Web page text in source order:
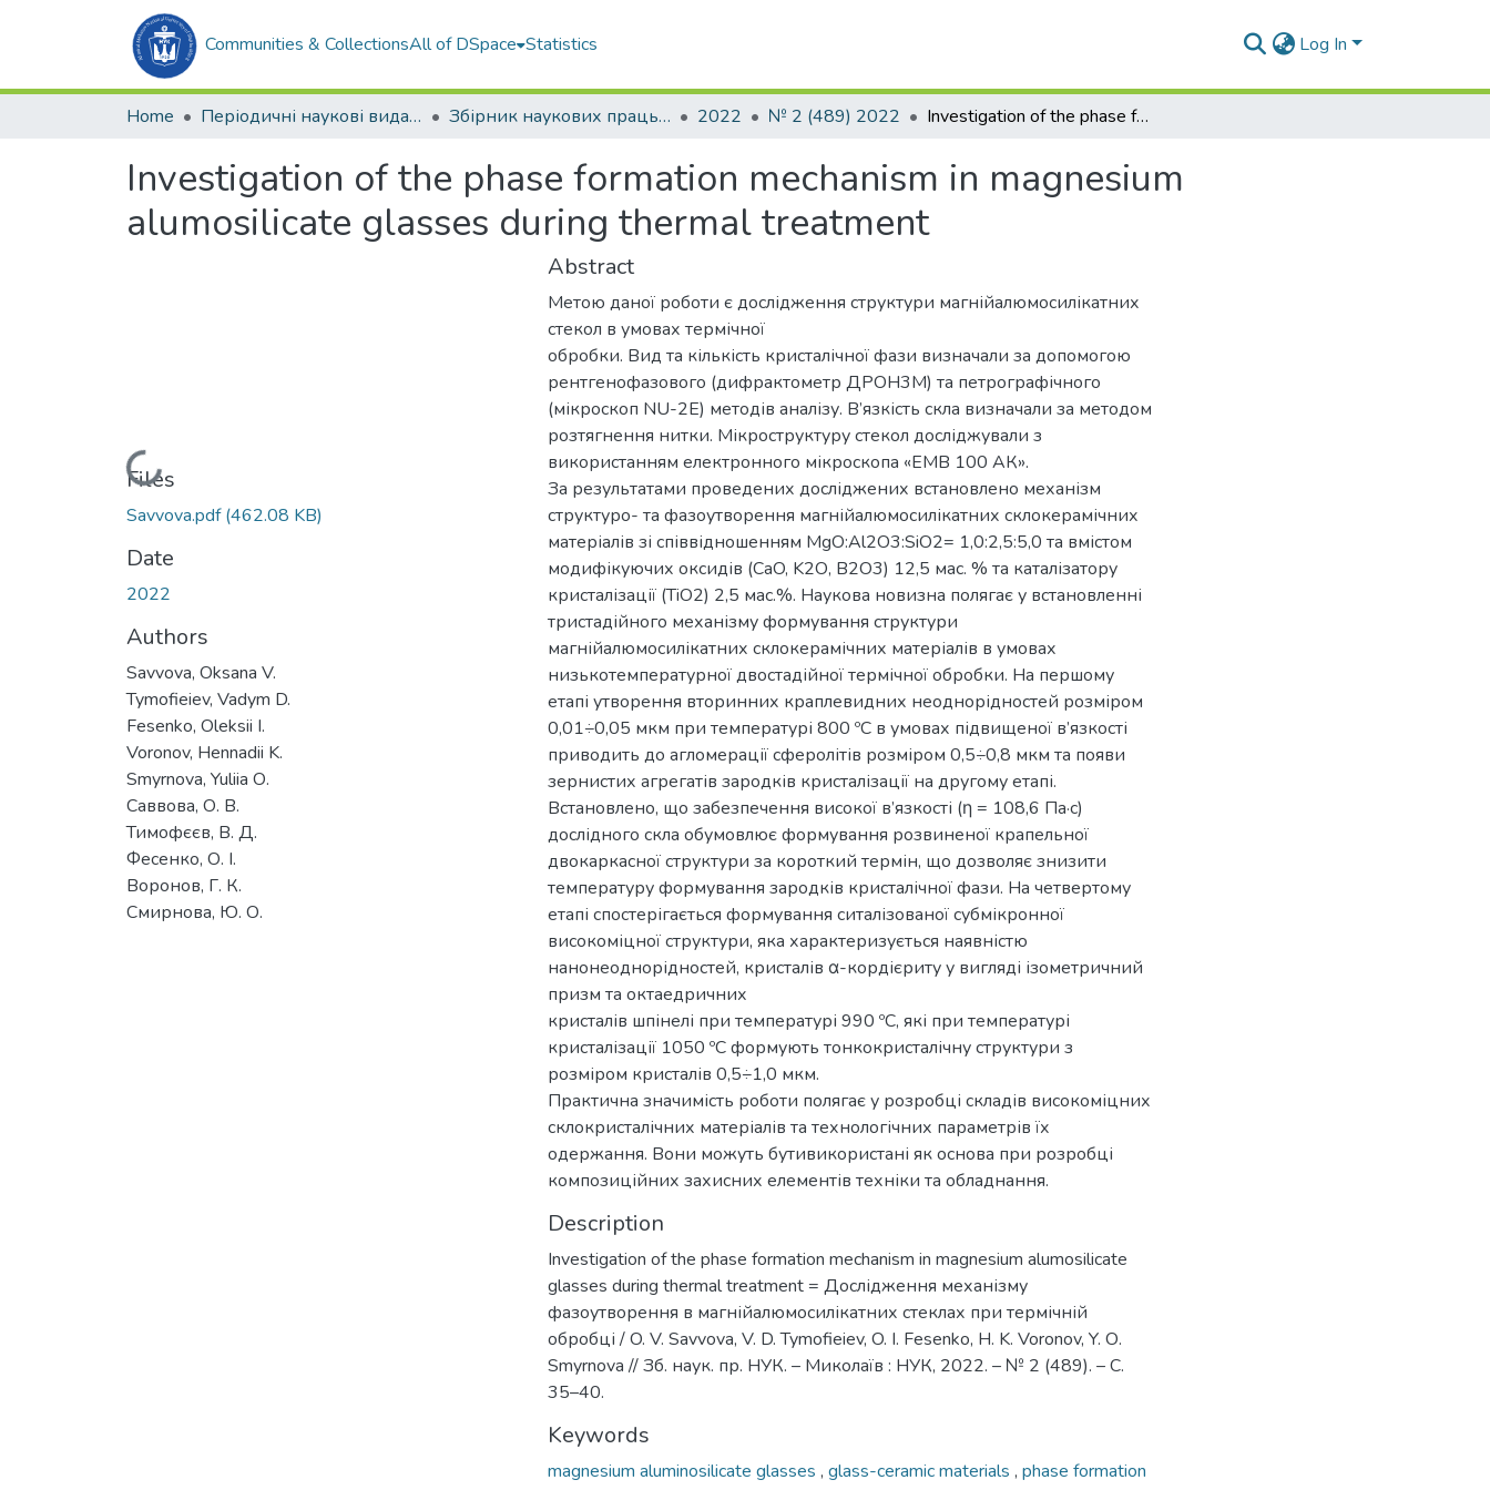
Communities & CollectionsAll of DSpace Statistics Log In
Home Періодичні наукові видання Збірник наукових праць НУК 2022 № 2 (489) 2022 Investigation of the phase formation mechanism in magnesium alumosilicate glasses during thermal treatment
Investigation of the phase formation mechanism in magnesium
alumosilicate glasses during thermal treatment
Loading...
Files
Savvova.pdf(462.08 KB)
Date
2022
Authors
Savvova, Oksana V.
Tymofieiev, Vadym D.
Fesenko, Oleksii I.
Voronov, Hennadii K.
Smyrnova, Yuliia О.
Саввова, О. В.
Тимофєєв, В. Д.
Фесенко, О. І.
Воронов, Г. К.
Смирнова, Ю. О.
Abstract
Метою даної роботи є дослідження структури магнійалюмосилікатних
стекол в умовах термічної
обробки. Вид та кількість кристалічної фази визначали за допомогою
рентгенофазового (дифрактометр ДРОН3М) та петрографічного
(мікроскоп NU-2E) методів аналізу. В’язкість скла визначали за методом
розтягнення нитки. Мікроструктуру стекол досліджували з
використанням електронного мікроскопа «ЕМВ 100 АК».
За результатами проведених досліджених встановлено механізм
структуро- та фазоутворення магнійалюмосилікатних склокерамічних
матеріалів зі співвідношенням MgO:Al2O3:SiO2= 1,0:2,5:5,0 та вмістом
модифікуючих оксидів (CaO, K2О, B2O3) 12,5 мас. % та каталізатору
кристалізації (TiO2) 2,5 мас.%. Наукова новизна полягає у встановленні
тристадійного механізму формування структури
магнійалюмосилікатних склокерамічних матеріалів в умовах
низькотемпературної двостадійної термічної обробки. На першому
етапі утворення вторинних краплевидних неоднорідностей розміром
0,01÷0,05 мкм при температурі 800 ºC в умовах підвищеної в’язкості
приводить до агломерації сферолітів розміром 0,5÷0,8 мкм та появи
зернистих агрегатів зародків кристалізації на другому етапі.
Встановлено, що забезпечення високої в’язкості (η = 108,6 Па·с)
дослідного скла обумовлює формування розвиненої крапельної
двокаркасної структури за короткий термін, що дозволяє знизити
температуру формування зародків кристалічної фази. На четвертому
етапі спостерігається формування ситалізованої субмікронної
високоміцної структури, яка характеризується наявністю
нанонеоднорідностей, кристалів α-кордієриту у вигляді ізометричний
призм та октаедричних
кристалів шпінелі при температурі 990 ºC, які при температурі
кристалізації 1050 ºC формують тонкокристалічну структури з
розміром кристалів 0,5÷1,0 мкм.
Практична значимість роботи полягає у розробці складів високоміцних
склокристалічних матеріалів та технологічних параметрів їх
одержання. Вони можуть бутивикористані як основа при розробці
композиційних захисних елементів техніки та обладнання.
Description
Investigation of the phase formation mechanism in magnesium alumosilicate
glasses during thermal treatment = Дослідження механізму
фазоутворення в магнійалюмосилікатних стеклах при термічній
обробці / O. V. Savvova, V. D. Tymofieiev, O. I. Fesenko, H. K. Voronov, Y. О.
Smyrnova // Зб. наук. пр. НУК. – Миколаїв : НУК, 2022. – № 2 (489). – С.
35–40.
Keywords
magnesium aluminosilicate glasses , glass-ceramic materials , phase formation